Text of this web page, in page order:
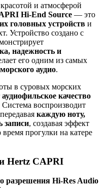
и атмосферой
Hi-End Source — это
головных устройств и
Устройство создано с
надежность и
его одним из самых
морского аудио.
в суровых морских
аудиофильское качество
Система воспроизводит
каждую ноту,
записи, создавая эффект
прогулки на катере
Hertz CAPRI
разрешения Hi-Res Audio